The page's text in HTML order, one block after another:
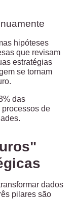
hipóteses
que revisam
estratégias
se tornam
das
de
dados
pilares são